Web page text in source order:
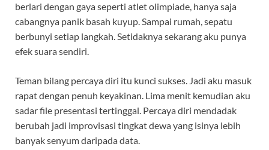
berlari dengan gaya seperti atlet olimpiade, hanya saja
cabangnya panik basah kuyup. Sampai rumah, sepatu
berbunyi setiap langkah. Setidaknya sekarang aku punya
efek suara sendiri.
Teman bilang percaya diri itu kunci sukses. Jadi aku masuk
rapat dengan penuh keyakinan. Lima menit kemudian aku
sadar file presentasi tertinggal. Percaya diri mendadak
berubah jadi improvisasi tingkat dewa yang isinya lebih
banyak senyum daripada data.